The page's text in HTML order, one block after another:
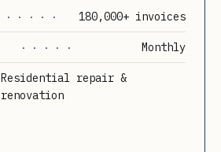
· · · · · 180,000+ invoices
· · · · · Monthly
Residential repair &
renovation